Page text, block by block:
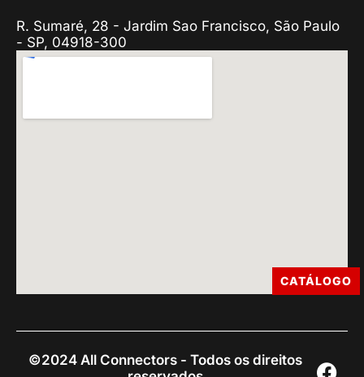
R. Sumaré, 28 - Jardim Sao Francisco, São Paulo
- SP, 04918-300
©2024 All Connectors - Todos os direitos
CATÁLOGO